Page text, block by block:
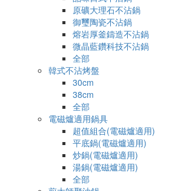
原礦大理石不沾鍋
御璽陶瓷不沾鍋
熔岩厚釜鑄造不沾鍋
微晶藍鑽科技不沾鍋
全部
韓式不沾烤盤
30cm
38cm
全部
電磁爐適用鍋具
超值組合(電磁爐適用)
平底鍋(電磁爐適用)
炒鍋(電磁爐適用)
湯鍋(電磁爐適用)
全部